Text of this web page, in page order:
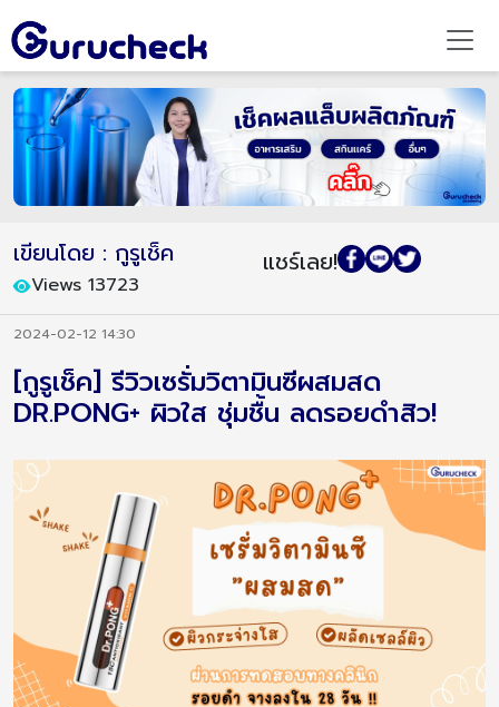
เขียนโดย : กูรูเช็ค
Views 13723
แชร์เลย!
2024-02-12 14:30
[กูรูเช็ค] รีวิวเซรั่มวิตามินซีผสมสด
DR.PONG+ ผิวใส ชุ่มชื้น ลดรอยดำสิว!